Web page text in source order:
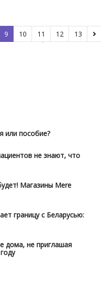
Страница 9 из 66
9 10 11 12 13
или пособие?
не знают, что
Магазины Mere
границу с Беларусью:
дома, не приглашая